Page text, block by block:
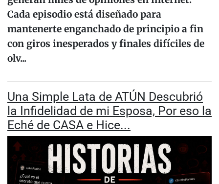
Cada episodio está diseñado para
mantenerte enganchado de principio a fin
con giros inesperados y finales difíciles de
olv...
Una Simple Lata de ATÚN Descubrió
la Infidelidad de mi Esposa, Por eso la
Eché de CASA e Hice...